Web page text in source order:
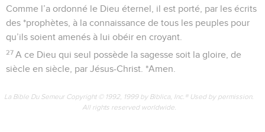
Comme l’a ordonné le Dieu éternel, il est porté, par les écrits
des *prophètes, à la connaissance de tous les peuples pour
qu’ils soient amenés à lui obéir en croyant.
27 A ce Dieu qui seul possède la sagesse soit la gloire, de
siècle en siècle, par Jésus-Christ. *Amen.
La Bible Du Semeur Copyright © 1992, 1999 by Biblica, Inc.® Used by permission.
All rights reserved worldwide.